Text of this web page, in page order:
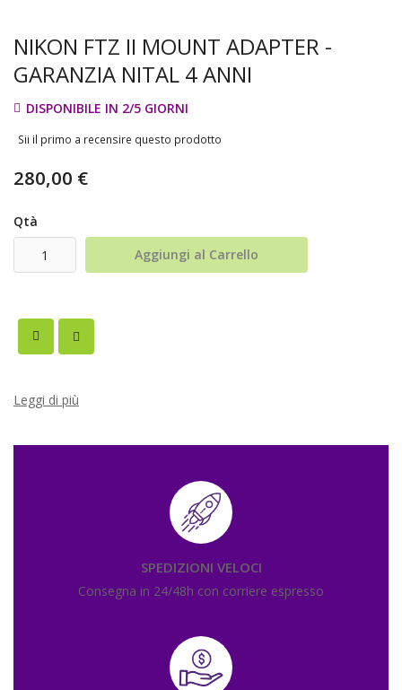
NIKON FTZ II MOUNT ADAPTER -
GARANZIA NITAL 4 ANNI
DISPONIBILE IN 2/5 GIORNI
Sii il primo a recensire questo prodotto
280,00 €
Qtà
Aggiungi al Carrello
Leggi di più
SPEDIZIONI VELOCI
Consegna in 24/48h con corriere espresso